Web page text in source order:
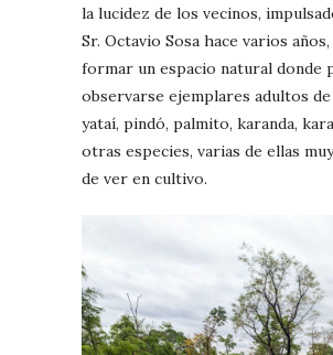
la lucidez de los vecinos,
Sr. Octavio Sosa hace varios años,
formar un espacio natural donde
observarse ejemplares adultos de
yataí, pindó, palmito, karanda,
otras especies, varias de ellas
de ver en cultivo.